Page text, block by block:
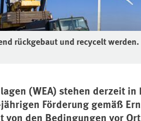
rückgebaut und recycelt werden.
(WEA) stehen derzeit in
Förderung gemäß
von den Bedingungen vor